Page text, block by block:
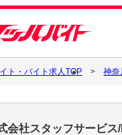
ト・バイト求人TOP 神奈
会社スタッフサービ